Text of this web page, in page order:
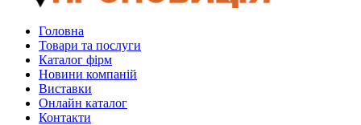
Головна
Товари та послуги
Каталог фірм
Новини компаній
Виставки
Онлайн каталог
Контакти